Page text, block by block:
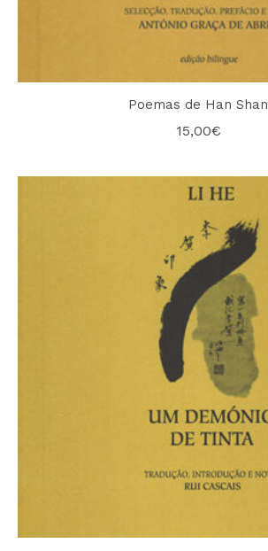
Poemas de Han Shan
15,00€